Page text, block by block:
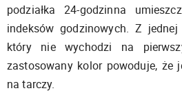
podziałka 24-godzinna
indeksów godzinowych. Z
który nie wychodzi na
zastosowany kolor powoduje, że
na tarczy.